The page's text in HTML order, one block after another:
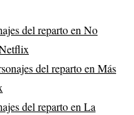
del reparto en No
del reparto en Más
del reparto en La